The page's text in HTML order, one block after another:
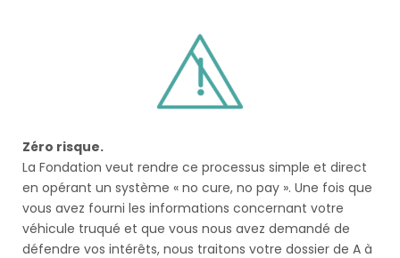
Zéro risque.
La Fondation veut rendre ce processus simple et direct
en opérant un système « no cure, no pay ». Une fois que
vous avez fourni les informations concernant votre
véhicule truqué et que vous nous avez demandé de
défendre vos intérêts, nous traitons votre dossier de A à